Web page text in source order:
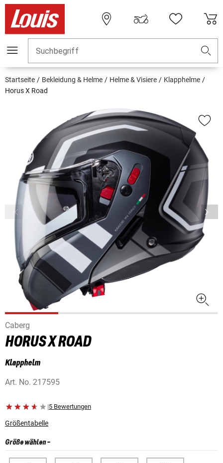
Suchbegriff
Startseite Bekleidung & Helme Helme & Visiere
Klapphelme
Horus X Road
Caberg
HORUS X ROAD
Klapphelm
Art. No. 217595
|5 Bewertungen
Größentabelle
Größe wählen-